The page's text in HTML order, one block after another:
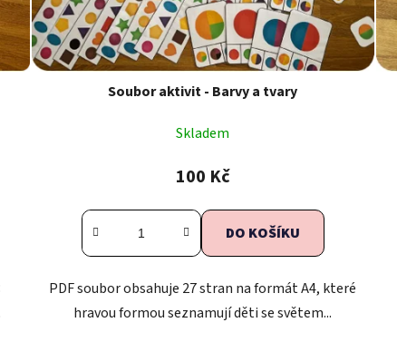
Soubor aktivit - Barvy a tvary
Skladem
100 Kč
DO KOŠÍKU
PDF soubor obsahuje 27 stran na formát A4, které
hravou formou seznamují děti se světem...